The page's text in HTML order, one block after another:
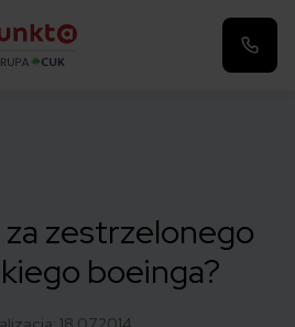
za zestrzelonego
boeinga?